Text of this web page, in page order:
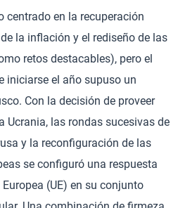
centrado en la recuperación
la inflación y el rediseño de las
retos destacables), pero el
iniciarse el año supuso un
Con la decisión de proveer
Ucrania, las rondas sucesivas de
y la reconfiguración de las
se configuró una respuesta
(UE) en su conjunto